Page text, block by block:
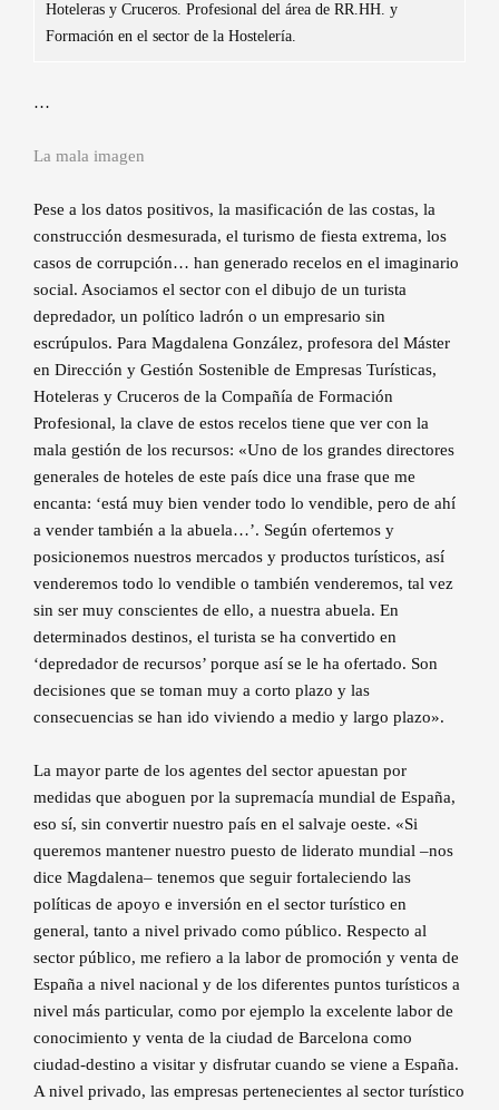
Hoteleras y Cruceros. Profesional del área de RR.HH. y
Formación en el sector de la Hostelería.
…
La mala imagen
Pese a los datos positivos, la masificación de las costas, la
construcción desmesurada, el turismo de fiesta extrema, los
casos de corrupción… han generado recelos en el imaginario
social. Asociamos el sector con el dibujo de un turista
depredador, un político ladrón o un empresario sin
escrúpulos. Para Magdalena González, profesora del Máster
en Dirección y Gestión Sostenible de Empresas Turísticas,
Hoteleras y Cruceros de la Compañía de Formación
Profesional, la clave de estos recelos tiene que ver con la
mala gestión de los recursos: «Uno de los grandes directores
generales de hoteles de este país dice una frase que me
encanta: ‘está muy bien vender todo lo vendible, pero de ahí
a vender también a la abuela…’. Según ofertemos y
posicionemos nuestros mercados y productos turísticos, así
venderemos todo lo vendible o también venderemos, tal vez
sin ser muy conscientes de ello, a nuestra abuela. En
determinados destinos, el turista se ha convertido en
‘depredador de recursos’ porque así se le ha ofertado. Son
decisiones que se toman muy a corto plazo y las
consecuencias se han ido viviendo a medio y largo plazo».
La mayor parte de los agentes del sector apuestan por
medidas que aboguen por la supremacía mundial de España,
eso sí, sin convertir nuestro país en el salvaje oeste. «Si
queremos mantener nuestro puesto de liderato mundial –nos
dice Magdalena– tenemos que seguir fortaleciendo las
políticas de apoyo e inversión en el sector turístico en
general, tanto a nivel privado como público. Respecto al
sector público, me refiero a la labor de promoción y venta de
España a nivel nacional y de los diferentes puntos turísticos a
nivel más particular, como por ejemplo la excelente labor de
conocimiento y venta de la ciudad de Barcelona como
ciudad-destino a visitar y disfrutar cuando se viene a España.
A nivel privado, las empresas pertenecientes al sector turístico